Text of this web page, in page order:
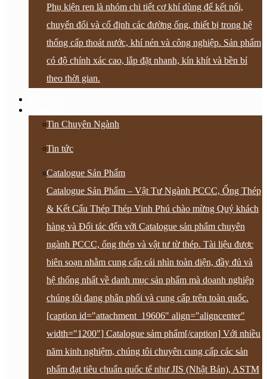
Phụ kiện ren là nhóm chi tiết cơ khí dùng để kết nối,
chuyển đổi và cố định các đường ống, thiết bị trong hệ
thống cấp thoát nước, khí nén và công nghiệp. Sản phẩm
có độ chính xác cao, lắp đặt nhanh, kín khít và bền bỉ
theo thời gian.
Tin Chuyên Ngành
Tin tức
Catalogue Sản Phẩm
Catalogue Sản Phẩm – Vật Tư Ngành PCCC, Ống Thép
& Kết Cấu Thép Thép Vinh Phú chào mừng Quý khách
hàng và Đối tác đến với Catalogue sản phẩm chuyên
ngành PCCC, ống thép và vật tư từ thép. Tài liệu được
biên soạn nhằm cung cấp cái nhìn toàn diện, đầy đủ và
hệ thống nhất về danh mục sản phẩm mà doanh nghiệp
chúng tôi đang phân phối và cung cấp trên toàn quốc.
[caption id="attachment_19606" align="aligncenter"
width="1200"] Catalogue sảm phẩm[/caption] Với nhiều
năm kinh nghiệm, chúng tôi chuyên cung cấp các sản
phẩm đạt tiêu chuẩn quốc tế như JIS (Nhật Bản), ASTM